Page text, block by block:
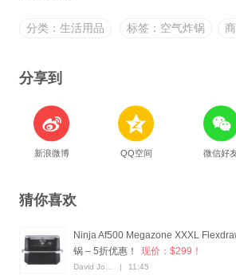
分类：生活用品 标签：空气炸锅
分享到
新浪微博 QQ空间 微信好
猜你喜欢
Ninja Af500 Megazone XXXL
锅 – 5折优惠！
现价：$299！
| 11:45